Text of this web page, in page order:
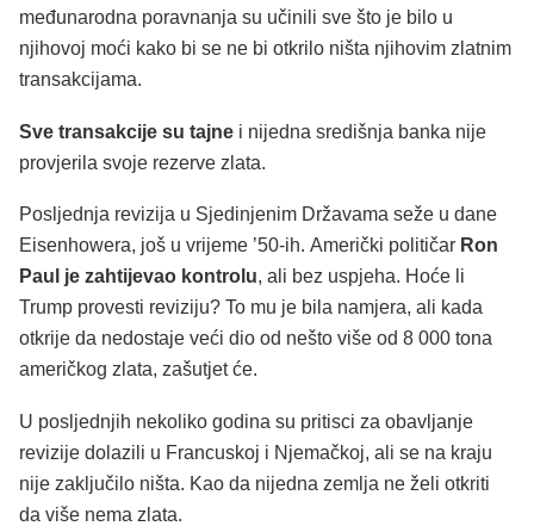
međunarodna poravnanja su učinili sve što je bilo u
njihovoj moći kako bi se ne bi otkrilo ništa njihovim zlatnim
transakcijama.
Sve transakcije su tajne i nijedna središnja banka nije
provjerila svoje rezerve zlata.
Posljednja revizija u Sjedinjenim Državama seže u dane
Eisenhowera, još u vrijeme ’50-ih. Američki političar Ron
Paul je zahtijevao kontrolu, ali bez uspjeha. Hoće li
Trump provesti reviziju? To mu je bila namjera, ali kada
otkrije da nedostaje veći dio od nešto više od 8 000 tona
američkog zlata, zašutjet će.
U posljednjih nekoliko godina su pritisci za obavljanje
revizije dolazili u Francuskoj i Njemačkoj, ali se na kraju
nije zaključilo ništa. Kao da nijedna zemlja ne želi otkriti
da više nema zlata.